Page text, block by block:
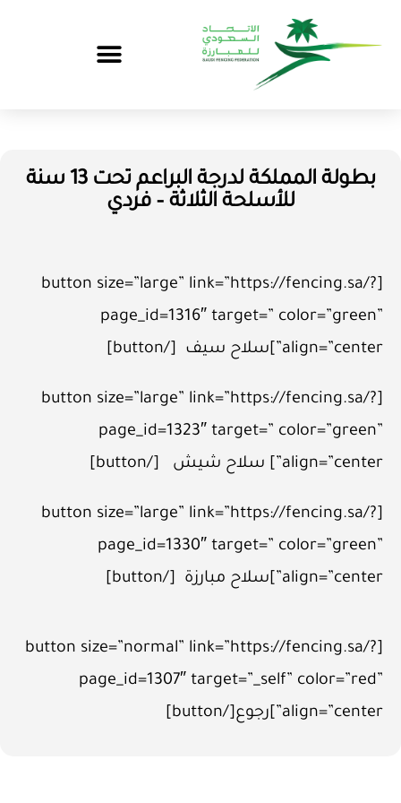
بطولة المملكة لدرجة البراعم تحت 13 سنة
للأسلحة الثلاثة – فردي
[button size=”large” link=”https://fencing.sa/?
page_id=1316″ target=” color=”green”
align=”center”]سلاح سيف [/button]
[button size=”large” link=”https://fencing.sa/?
page_id=1323″ target=” color=”green”
align=”center”] سلاح شيش [/button]
[button size=”large” link=”https://fencing.sa/?
page_id=1330″ target=” color=”green”
align=”center”]سلاح مبارزة [/button]
[button size=”normal” link=”https://fencing.sa/?
page_id=1307″ target=”_self” color=”red”
align=”center”]رجوع[/button]